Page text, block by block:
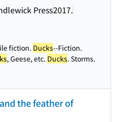
Press2017.
fiction. Ducks--Fiction.
, Geese, etc. Ducks. Storms.
the feather of